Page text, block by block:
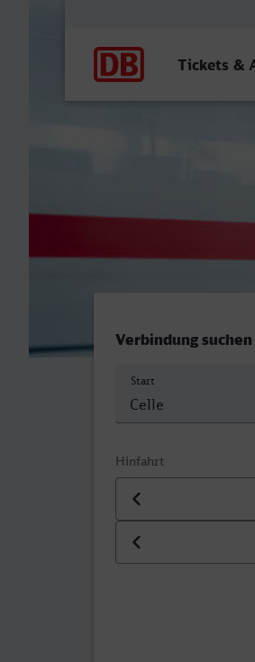
Tickets &
Verbindung suchen
Start
Hinfahrt
Datum der Hinfahrt
Uhrzeit der Hinfahrt